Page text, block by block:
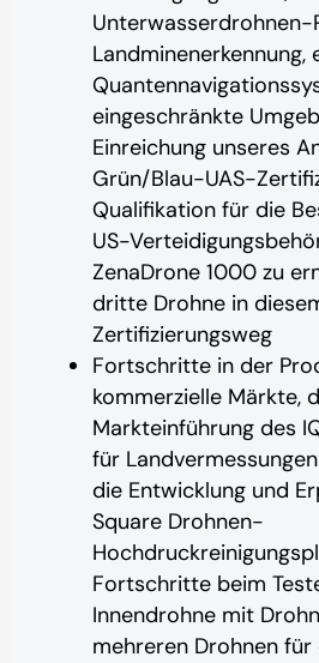
Landminenerkennung,
eingeschränkte
Einreichung unseres
Grün/Blau-UAS-
Qualifikation für die
US-
ZenaDrone 1000 zu
dritte Drohne in
Zertifizierungsweg
Fortschritte in der
kommerzielle Märkte,
Markteinführung des
für
die Entwicklung und
Square Drohnen-
Fortschritte beim
Innendrohne mit
mehreren Drohnen